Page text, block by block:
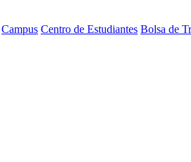
Campus Centro de Estudiantes Bolsa de